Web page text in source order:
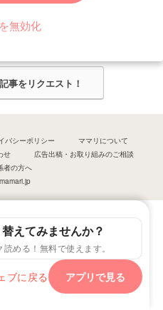
えてみませんか？
める！無料で使えます。
ブに戻る アプリで見る
無効化
？
とに記事を作成させていただきま
事をリクエスト！
バシーポリシー
ママリについて
せ
広告出稿・お取り組みのご相談
者の方へ